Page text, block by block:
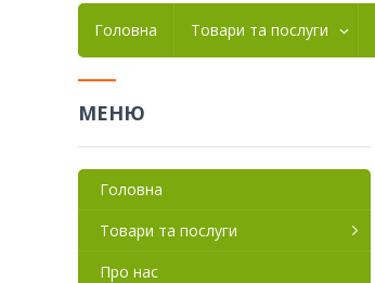
Головна Товари та послуги
Головна
Товари та послуги
Про нас